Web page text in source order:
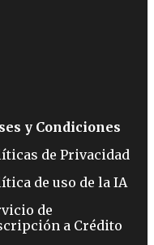
y Condiciones
de Privacidad
de uso de la IA
de
a Crédito